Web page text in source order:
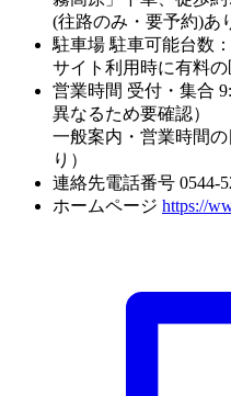
(往路のみ・要予約)あ
駐車場 駐車可能台数
サイト利用時に有料の
営業時間 受付・集合
異なるため要確認）
一般案内・営業時間の
り）
連絡先電話番号 0544-
ホームページ https://